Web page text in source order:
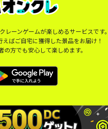
レーンゲームが楽しめるサービスです
ばご自宅に獲得した景品をお届け！
方でも安心して楽しめます。